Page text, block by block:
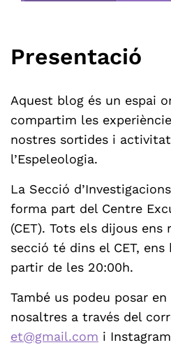
Presentació
Aquest blog és un espai
compartim les
nostres sortides i
l’Espeleologia.
La Secció
forma part del Centre
(CET). Tots els dijous
secció té dins el CET,
partir de les 20:00h.
També us podeu posar
nosaltres a través del
et@gmail.com i Instagram